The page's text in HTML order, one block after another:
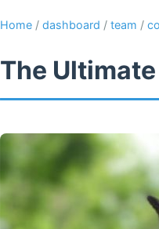
Home / dashboard / team /
The